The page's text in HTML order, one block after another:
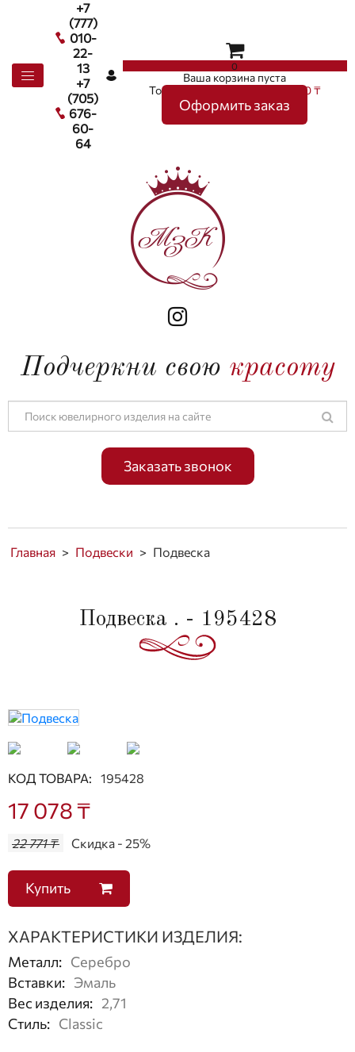
+7
(777)
010-
22-
13
+7
(705)
676-
60-
64
0
Ваша корзина пуста
Товаров в корзине
на сумму0 ₸
Оформить заказ
Подчеркни свою красоту
Заказать звонок
Главная > Подвески > Подвеска
Подвеска . - 195428
КОД ТОВАРА: 195428
17 078 ₸
22 771 ₸ Скидка - 25%
Купить
ХАРАКТЕРИСТИКИ ИЗДЕЛИЯ:
Металл: Серебро
Вставки: Эмаль
Вес изделия: 2,71
Стиль: Classic